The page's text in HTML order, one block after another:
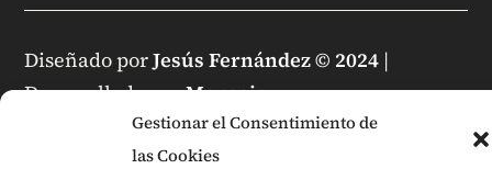
Gestionar el Consentimiento de
las Cookies
Diseñado porJesús Fernández © 2024 |
Desarrollado porMensaje